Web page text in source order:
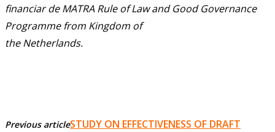
financiar de MATRA Rule of Law and Good Governance
Programme from Kingdom of
the Netherlands.
Previous articleSTUDY ON EFFECTIVENESS OF DRAFT